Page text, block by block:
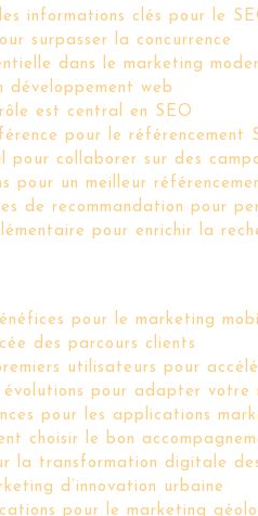
informations clés pour le
surpasser la concurrence
dans le marketing
développement web
est central en SEO
pour le référencement
pour collaborer sur des
pour un meilleur
de recommandation pour
pour enrichir la
pour le marketing
des parcours clients
utilisateurs pour
pour adapter votre
pour les applications
choisir le bon
la transformation digitale
d’innovation urbaine
pour le marketing